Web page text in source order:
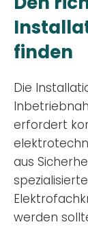
finden
Die
erfordert
aus
werden